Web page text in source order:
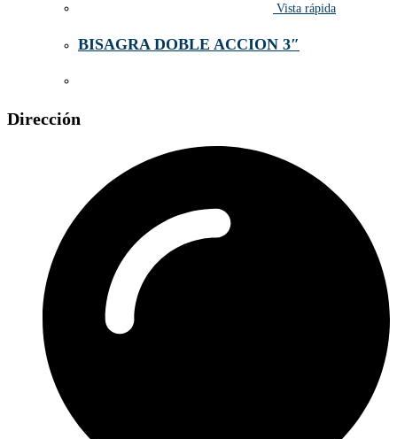
Vista rápida
BISAGRA DOBLE ACCION 3″
Dirección